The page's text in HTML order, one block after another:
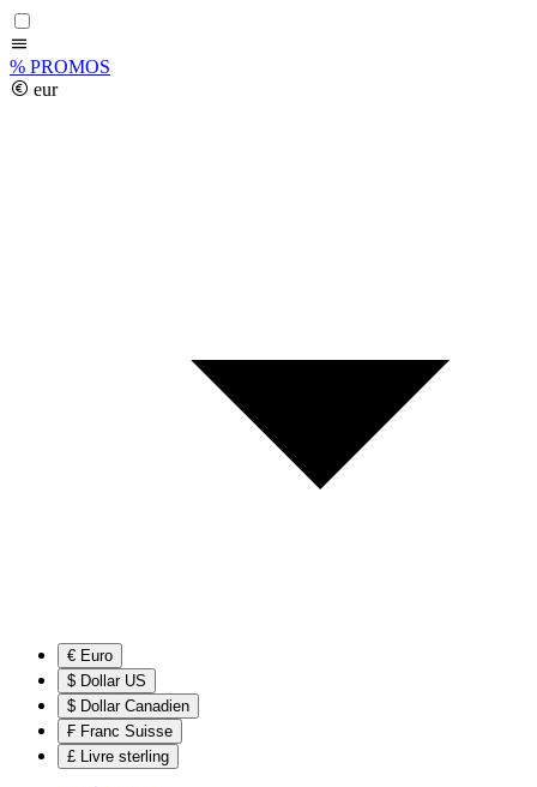
% PROMOS
eur
€ Euro
$ Dollar US
$ Dollar Canadien
₣ Franc Suisse
£ Livre sterling